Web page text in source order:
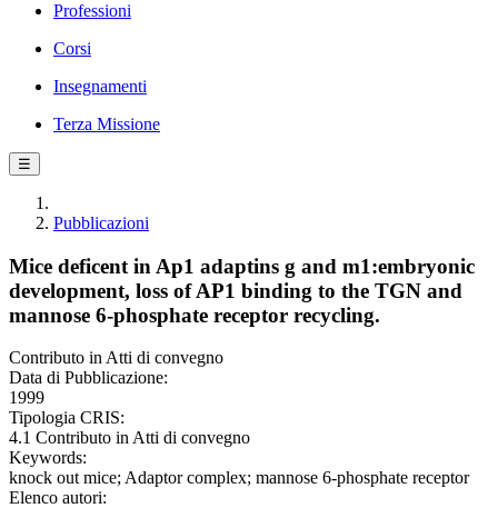
Professioni
Corsi
Insegnamenti
Terza Missione
☰
Pubblicazioni
Mice deficent in Ap1 adaptins g and m1:embryonic
development, loss of AP1 binding to the TGN and
mannose 6-phosphate receptor recycling.
Contributo in Atti di convegno
Data di Pubblicazione:
1999
Tipologia CRIS:
4.1 Contributo in Atti di convegno
Keywords:
knock out mice; Adaptor complex; mannose 6-phosphate receptor
Elenco autori: